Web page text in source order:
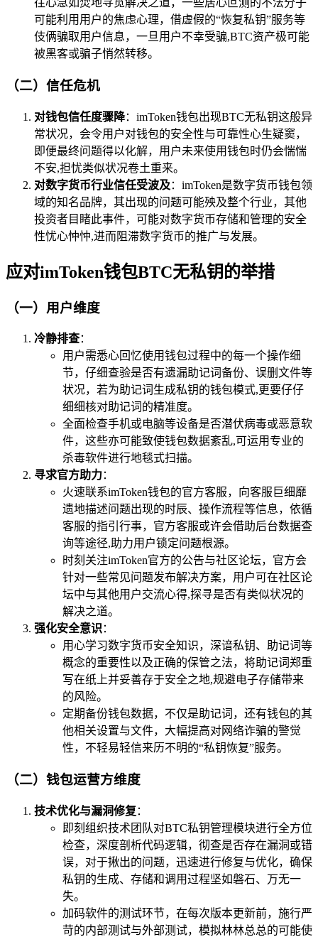
往心急如焚地寻觅解决之道，一些居心叵测的不法分子
可能利用用户的焦虑心理，借虚假的“恢复私钥”服务等
伎俩骗取用户信息，一旦用户不幸受骗,BTC资产极可能
被黑客或骗子悄然转移。
（二）信任危机
对钱包信任度骤降：imToken钱包出现BTC无私钥这般异
常状况，会令用户对钱包的安全性与可靠性心生疑窦，
即便最终问题得以化解，用户未来使用钱包时仍会惴惴
不安,担忧类似状况卷土重来。
对数字货币行业信任受波及 ：imToken是数字货币钱包领
域的知名品牌，其出现的问题可能殃及整个行业，其他
投资者目睹此事件，可能对数字货币存储和管理的安全
性忧心忡忡,进而阻滞数字货币的推广与发展。
应对imToken钱包BTC无私钥的举措
（一）用户维度
冷静排查：
用户需悉心回忆使用钱包过程中的每一个操作细
节，仔细查验是否有遗漏助记词备份、误删文件等
状况，若为助记词生成私钥的钱包模式,更要仔仔
细细核对助记词的精准度。
全面检查手机或电脑等设备是否潜伏病毒或恶意软
件，这些亦可能致使钱包数据紊乱,可运用专业的
杀毒软件进行地毯式扫描。
寻求官方助力：
火速联系imToken钱包的官方客服，向客服巨细靡
遗地描述问题出现的时辰、操作流程等信息，依循
客服的指引行事，官方客服或许会借助后台数据查
询等途径,助力用户锁定问题根源。
时刻关注imToken官方的公告与社区论坛，官方会
针对一些常见问题发布解决方案，用户可在社区论
坛中与其他用户交流心得,探寻是否有类似状况的
解决之道。
强化安全意识：
用心学习数字货币安全知识，深谙私钥、助记词等
概念的重要性以及正确的保管之法，将助记词郑重
写在纸上并妥善存于安全之地,规避电子存储带来
的风险。
定期备份钱包数据，不仅是助记词，还有钱包的其
他相关设置与文件，大幅提高对网络诈骗的警觉
性，不轻易轻信来历不明的“私钥恢复”服务。
（二）钱包运营方维度
技术优化与漏洞修复 ：
即刻组织技术团队对BTC私钥管理模块进行全方位
检查，深度剖析代码逻辑，彻查是否存在漏洞或错
误，对于揪出的问题，迅速进行修复与优化，确保
私钥的生成、存储和调用过程坚如磐石、万无一
失。
加码软件的测试环节，在每次版本更新前，施行严
苛的内部测试与外部测试，模拟林林总总的可能使